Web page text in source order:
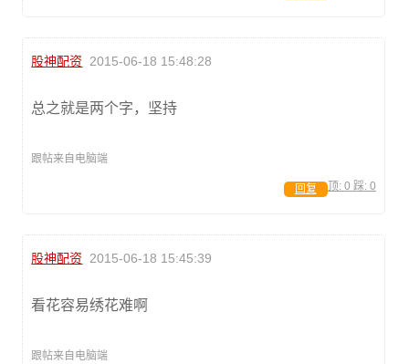
股神配资 2015-06-18 15:48:28
总之就是两个字，坚持
跟帖来自电脑端
顶: 0 踩: 0
回复
股神配资 2015-06-18 15:45:39
看花容易绣花难啊
跟帖来自电脑端